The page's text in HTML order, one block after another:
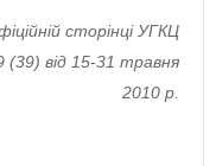
сторінці УГКЦ
(39) від 15-31 травня
2010 р.